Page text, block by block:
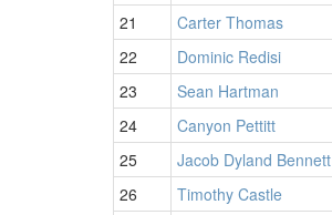
21
Carter Thomas
22
Dominic Redisi
23
Sean Hartman
24
Canyon Pettitt
25
Jacob Dyland Bennett
26
Timothy Castle